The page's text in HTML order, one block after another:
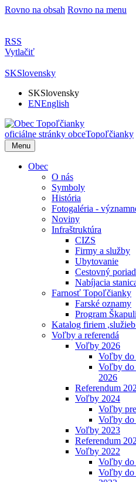
Rovno na obsah Rovno na menu
RSS
Vytlačiť
SKSlovensky
SKSlovensky
ENEnglish
oficiálne stránky obceTopoľčianky
Menu
Obec
O nás
Symboly
História
Fotogaléria -
Noviny
Infraštruktúra
CIZS
Firmy a služby
Ubytovanie
Cestovný
Nabíjacia
Farnosť Topoľčianky
Farské oznamy
Program
Katalog firiem
Voľby a referendá
Voľby 2026
Voľby do
Voľby do
2026
Referendum
Voľby 2024
Voľby
Voľby do
Voľby 2023
Referendum
Voľby 2022
Voľby do
Voľby do